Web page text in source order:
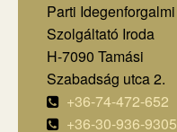
Parti Idegenforgalmi
Szolgáltató Iroda
H-7090 Tamási
Szabadság utca 2.
+36-74-472-652
+36-30-936-9305